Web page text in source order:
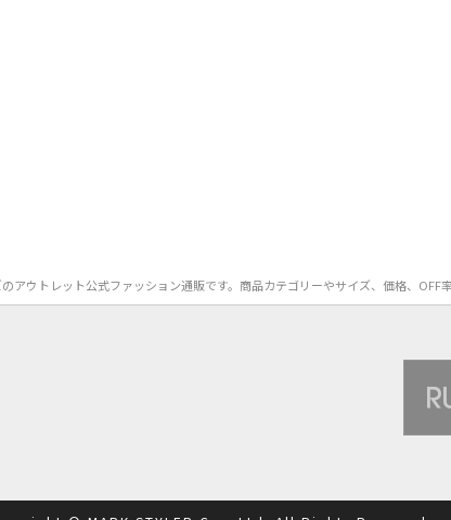
アウトレット公式ファッション通販です。商品カテゴリーやサイズ、価格、